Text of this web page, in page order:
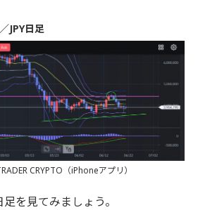
JPY日足
CRYPTO（iPhoneアプリ）
を見てみましょう。